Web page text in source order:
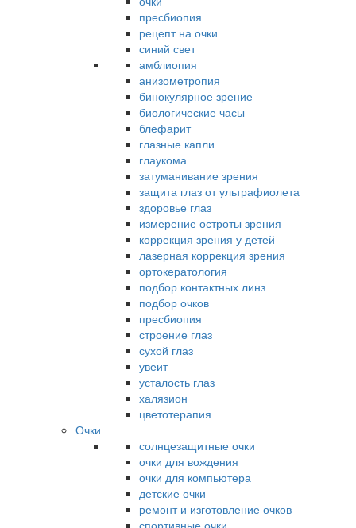
пресбиопия
рецепт на очки
синий свет
амблиопия
анизометропия
бинокулярное зрение
биологические часы
блефарит
глазные капли
глаукома
затуманивание зрения
защита глаз от ультрафиолета
здоровье глаз
измерение остроты зрения
коррекция зрения у детей
лазерная коррекция зрения
ортокератология
подбор контактных линз
подбор очков
пресбиопия
строение глаз
сухой глаз
увеит
усталость глаз
халязион
цветотерапия
Очки
солнцезащитные очки
очки для вождения
очки для компьютера
детские очки
ремонт и изготовление очков